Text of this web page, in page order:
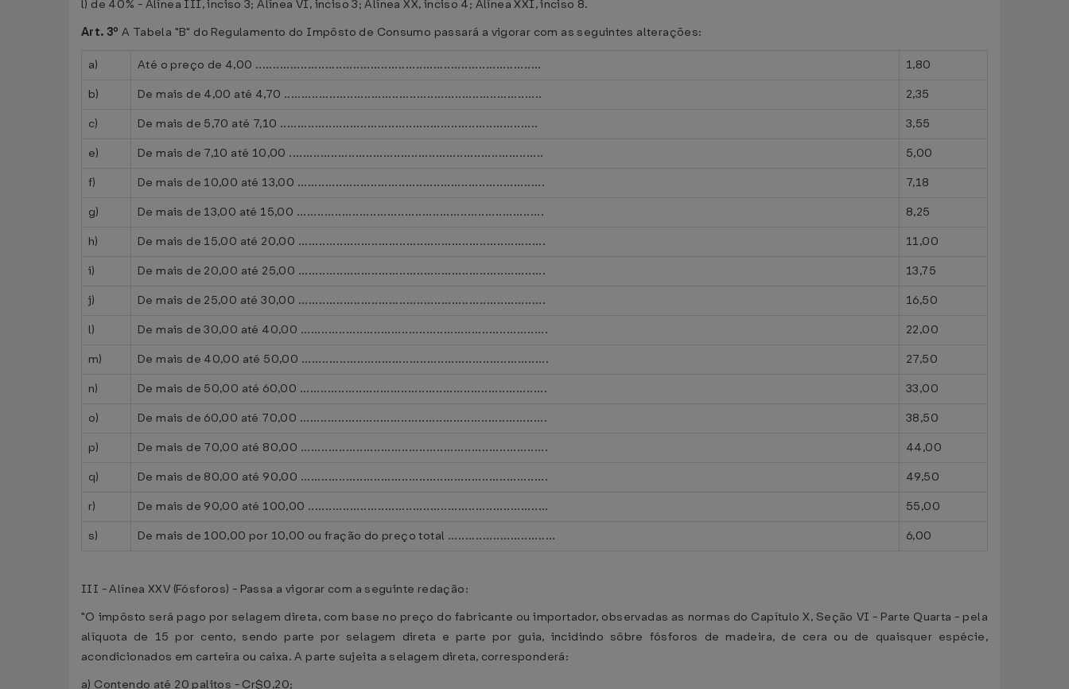
l) de 40% - Alínea III, inciso 3; Alínea VI, inciso 3; Alínea XX, inciso 4; Alínea XXI, inciso 8.
Art. 3ºA Tabela "B" do Regulamento do Impôsto de Consumo passará a vigorar com as seguintes alterações:
a) Até o preço de 4,00 ..................................................................................
1,80
b)
De mais de 4,00 até 4,70 ..........................................................................
2,35
c)
De mais de 5,70 até 7,10 ..........................................................................
3,55
e)
De mais de 7,10 até 10,00 .........................................................................
5,00
f)
De mais de 10,00 até 13,00 .......................................................................
7,18
g)
De mais de 13,00 até 15,00 .......................................................................
8,25
h)
De mais de 15,00 até 20,00 .......................................................................
11,00
i)
De mais de 20,00 até 25,00 .......................................................................
13,75
j)
De mais de 25,00 até 30,00 .......................................................................
16,50
l)
De mais de 30,00 até 40,00 .......................................................................
22,00
m)
De mais de 40,00 até 50,00 .......................................................................
27,50
n)
De mais de 50,00 até 60,00 .......................................................................
33,00
o)
De mais de 60,00 até 70,00 .......................................................................
38,50
p)
De mais de 70,00 até 80,00 .......................................................................
44,00
q)
De mais de 80,00 até 90,00 .......................................................................
49,50
r)
De mais de 90,00 até 100,00 .....................................................................
55,00
s)
De mais de 100,00 por 10,00 ou fração do preço total ............................... 6,00
III - Alínea XXV (Fósforos) - Passa a vigorar com a seguinte redação:
"O impôsto será pago por selagem direta, com base no preço do fabricante ou importador, observadas as normas do Capítulo X, Seção VI - Parte Quarta - pela
alíquota de 15 por cento, sendo parte por selagem direta e parte por guia, incidindo sôbre fósforos de madeira, de cera ou de quaisquer espécie,
acondicionados em carteira ou caixa. A parte sujeita a selagem direta, corresponderá:
a) Contendo até 20 palitos - Cr$0,20;